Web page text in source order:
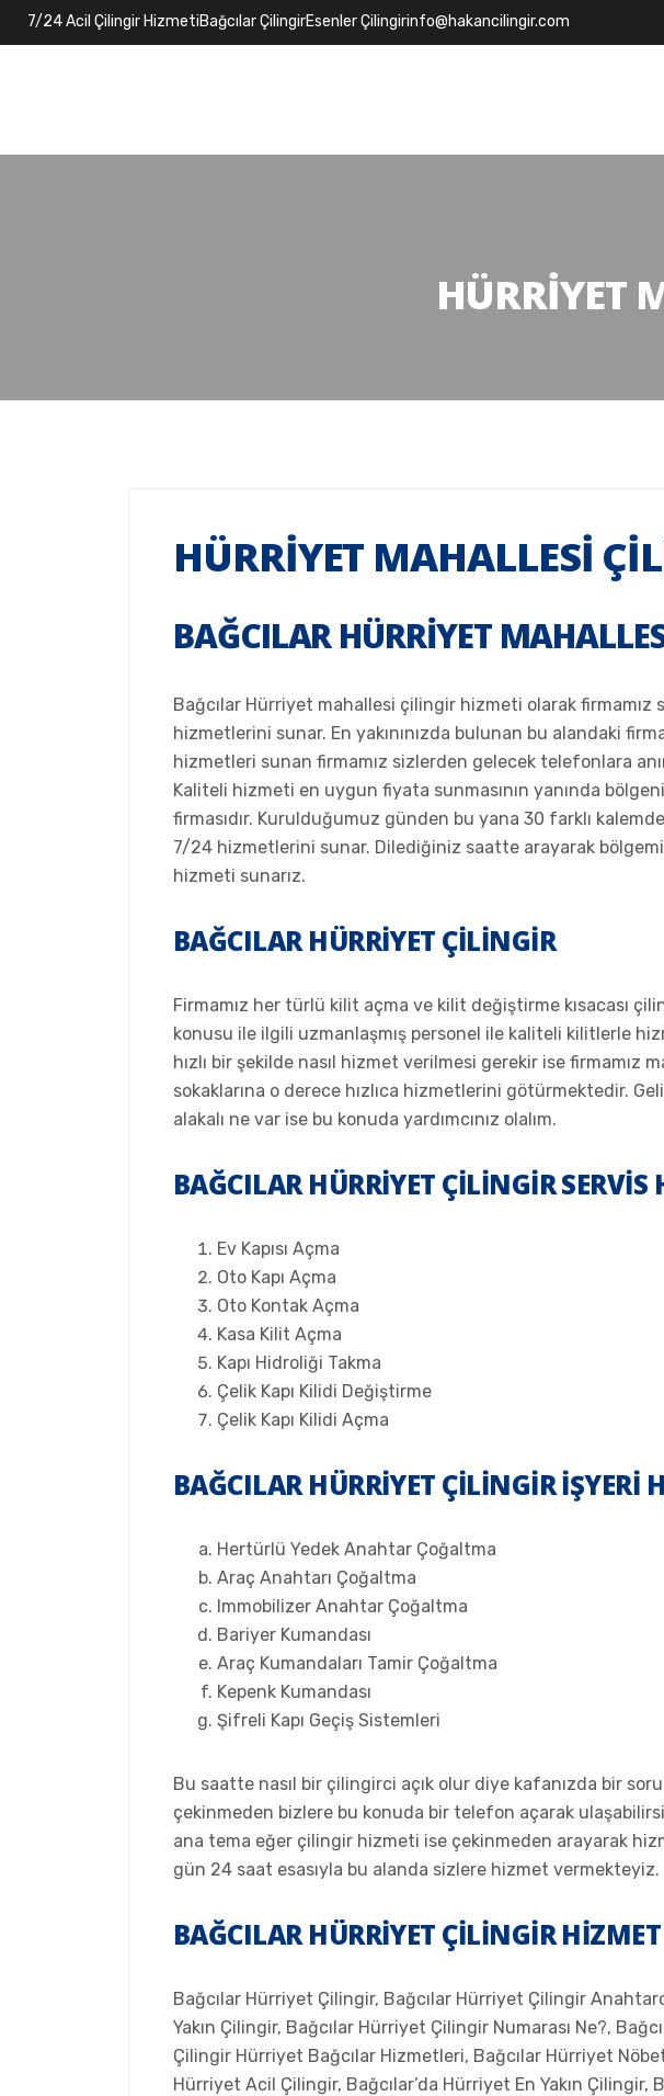
7/24 Acil Çilingir HizmetiBağcılar ÇilingirEsenler Çilingirinfo@hakancilingir.com
HÜRRIYET
HÜRRIYET MAHALLESI
BAĞCILAR HÜRRIYET
Bağcılar Hürriyet mahallesi çilingir hizmeti olarak
hizmetlerini sunar. En yakınınızda bulunan bu alandaki
hizmetleri sunan firmamız sizlerden gelecek telefonlara
Kaliteli hizmeti en uygun fiyata sunmasının yanında
firmasıdır. Kurulduğumuz günden bu yana 30 farklı
7/24 hizmetlerini sunar. Dilediğiniz saatte arayarak
hizmeti sunarız.
BAĞCILAR HÜRRIYET ÇILINGIR
Firmamız her türlü kilit açma ve kilit değiştirme kısacası
konusu ile ilgili uzmanlaşmış personel ile kaliteli kilitlerle
hızlı bir şekilde nasıl hizmet verilmesi gerekir ise firmamız
sokaklarına o derece hızlıca hizmetlerini götürmektedir.
alakalı ne var ise bu konuda yardımcınız olalım.
BAĞCILAR HÜRRIYET ÇILINGIR SERVIS
Ev Kapısı Açma
Oto Kapı Açma
Oto Kontak Açma
Kasa Kilit Açma
Kapı Hidroliği Takma
Çelik Kapı Kilidi Değiştirme
Çelik Kapı Kilidi Açma
BAĞCILAR HÜRRIYET ÇILINGIR İŞYERI
Hertürlü Yedek Anahtar Çoğaltma
Araç Anahtarı Çoğaltma
Immobilizer Anahtar Çoğaltma
Bariyer Kumandası
Araç Kumandaları Tamir Çoğaltma
Kepenk Kumandası
Şifreli Kapı Geçiş Sistemleri
Bu saatte nasıl bir çilingirci açık olur diye kafanızda bir
çekinmeden bizlere bu konuda bir telefon açarak
ana tema eğer çilingir hizmeti ise çekinmeden arayarak
gün 24 saat esasıyla bu alanda sizlere hizmet vermekteyiz.
BAĞCILAR HÜRRIYET ÇILINGIR
Bağcılar Hürriyet Çilingir, Bağcılar Hürriyet Çilingir
Yakın Çilingir, Bağcılar Hürriyet Çilingir Numarası Ne?,
Çilingir Hürriyet Bağcılar Hizmetleri, Bağcılar Hürriyet
Hürriyet Acil Çilingir, Bağcılar’da Hürriyet En Yakın Çilingir,